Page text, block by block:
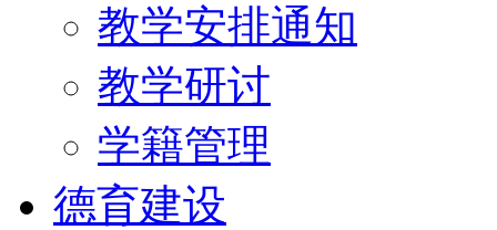
教学安排通知
教学研讨
学籍管理
德育建设